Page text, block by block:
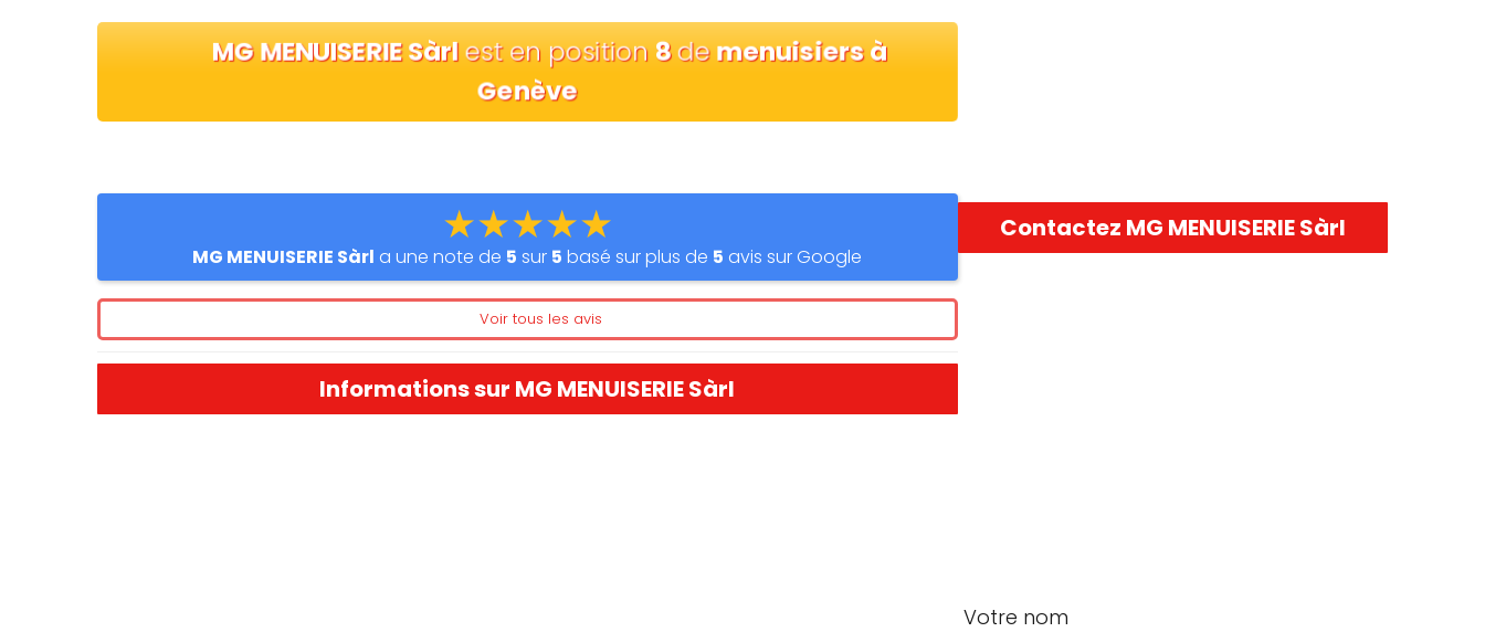
MG MENUISERIE Sàrlest en position8demenuisiers à
Genève
★★★★★
MG MENUISERIE Sàrl a une note de 5 sur 5 basé sur plus de 5 avis sur Google
Voir tous les avis
Informations sur MG MENUISERIE Sàrl
Contactez MG MENUISERIE Sàrl
Votre nom